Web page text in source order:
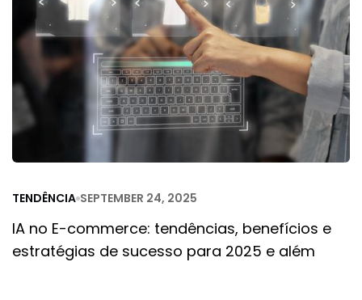
TENDÊNCIA SEPTEMBER 24, 2025
IA no E-commerce: tendências, benefícios e
estratégias de sucesso para 2025 e além